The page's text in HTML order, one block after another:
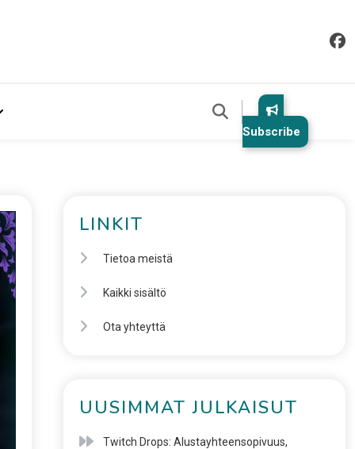
Subscribe
LINKIT
Tietoa meistä
Kaikki sisältö
Ota yhteyttä
UUSIMMAT JULKAISUT
Twitch Drops: Alustayhteensopivuus,